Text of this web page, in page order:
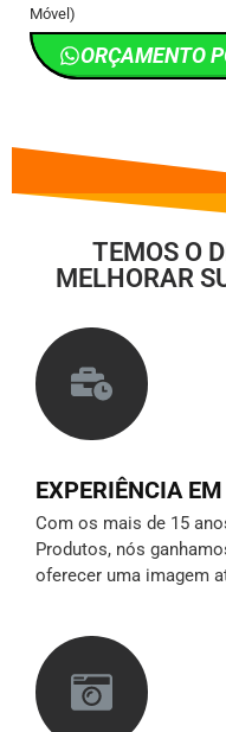
Móvel)
ORÇAMENTO
TEMOS O
MELHORAR
EXPERIÊNCIA
Com os mais de 15
Produtos, nós
oferecer uma imagem